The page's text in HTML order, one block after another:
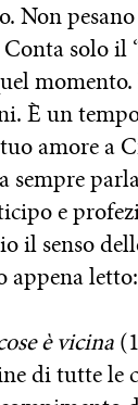
Non
solo il
È un
amore a
sempre
e
il senso
appena letto:
è vicina
di tutte le